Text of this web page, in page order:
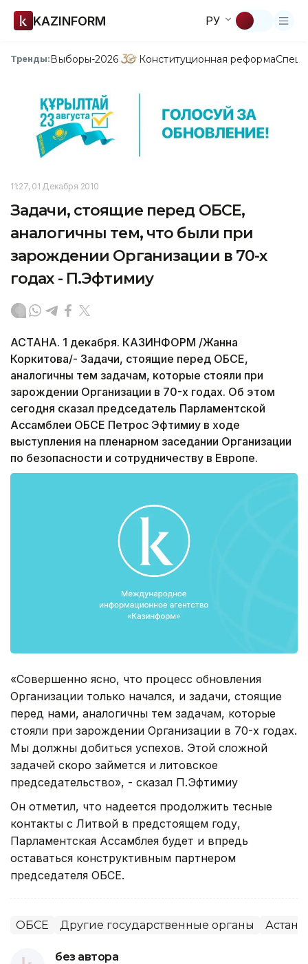
KAZINFORM РУ
Тренды:Выборы-2026 Конституционная реформа
11:27, 01 Декабря 2010
Задачи, стоящие перед ОБСЕ,
аналогичны тем, что были при
зарождении Организации в 70-х
годах - П.Эфтимиу
АСТАНА. 1 декабря. КАЗИНФОРМ /Жанна
Коркитова/- Задачи, стоящие перед ОБСЕ,
аналогичны тем задачам, которые стояли при
зарождении Организации в 70-х годах. Об этом
сегодня сказал председатель Парламентской
Ассамблеи ОБСЕ Петрос Эфтимиу в ходе
выступления на пленарном заседании Организации
по безопасности и сотрудничеству в Европе.
«Совершенно ясно, что процесс обновления
Организации только начался, и задачи, стоящие
перед нами, аналогичны тем задачам, которые
стояли при зарождении Организации в 70-х годах.
Мы должны добиться успехов. Этой сложной
задачей скоро займется и литовское
председательство», - сказал П.Эфтимиу
Он отметил, что надеется продолжить тесные
контакты с Литвой в предстоящем году,
Парламентская Ассамблея будет и впредь
оставаться конструктивным партнером
председателя ОБСЕ.
ОБСЕ Другие государственные органы Астана
без автора